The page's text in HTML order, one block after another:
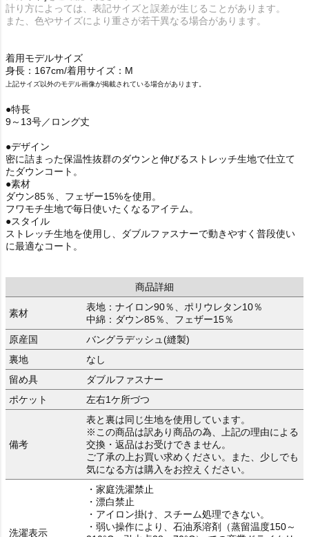
計り方によっては、表記サイズと誤差が生じることがあります。
また、色やサイズにより重さが若干異なる場合があります。
着用モデルサイズ
身長：167cm/着用サイズ：M
上記サイズ以外のモデル画像が掲載されている場合があります。
●特長
9～13号／ロング丈
●デザイン
密に詰まった保温性抜群のダウンと伸びるストレッチ生地で仕立て
たダウンコート。
●素材
ダウン85％、フェザー15%を使用。
フワモチ生地で毎日使いたくなるアイテム。
●スタイル
ストレッチ生地を使用し、ダブルファスナーで動きやすく普段使い
に最適なコート。
商品詳細
素材
表地：ナイロン90％、ポリウレタン10％
中綿：ダウン85％、フェザー15％
原産国
バングラデッシュ(縫製)
裏地
なし
留め具
ダブルファスナー
ポケット
左右1ケ所づつ
備考
表と裏は同じ生地を使用しています。
※この商品は訳あり商品の為、上記の理由による
交換・返品はお受けできません。
ご了承の上お買い求めください。また、少しでも
気になる方は購入をお控えください。
洗濯表示
・家庭洗濯禁止
・漂白禁止
・アイロン掛け、スチーム処理できない。
・弱い操作により、石油系溶剤（蒸留温度150～